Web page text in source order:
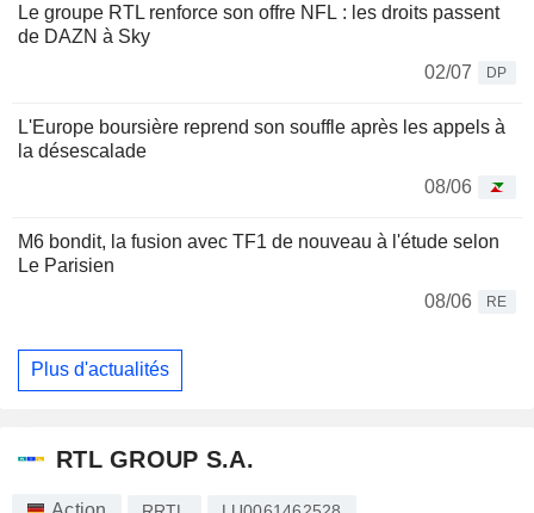
Le groupe RTL renforce son offre NFL : les droits passent
de DAZN à Sky
02/07
DP
L'Europe boursière reprend son souffle après les appels à
la désescalade
08/06
M6 bondit, la fusion avec TF1 de nouveau à l'étude selon
Le Parisien
08/06
RE
Plus d'actualités
RTL GROUP S.A.